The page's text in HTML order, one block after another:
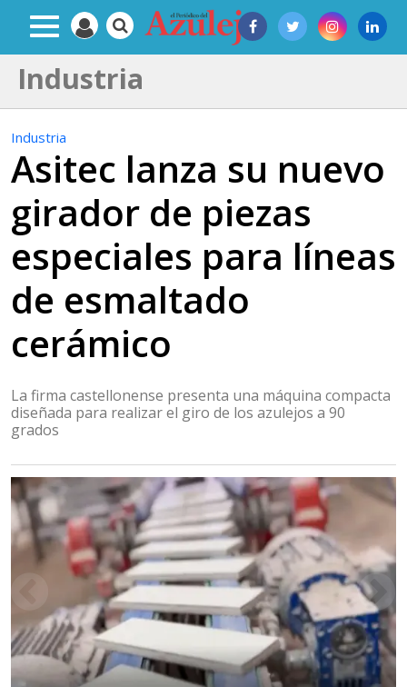
Industria
Industria
Asitec lanza su nuevo
girador de piezas
especiales para líneas
de esmaltado
cerámico
La firma castellonense presenta una máquina compacta
diseñada para realizar el giro de los azulejos a 90
grados